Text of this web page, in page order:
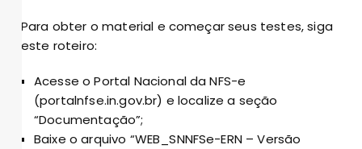
Para obter o material e começar seus testes, siga
este roteiro:
Acesse o Portal Nacional da NFS-e
(portalnfse.in.gov.br) e localize a seção
“Documentação”;
Baixe o arquivo “WEB_SNNFSe-ERN – Versão